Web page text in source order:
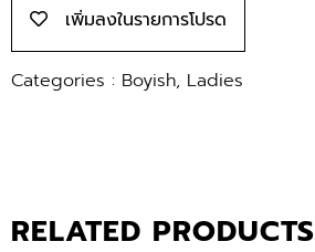
เพิ่มลงในรายการโปรด
Categories : Boyish, Ladies
RELATED PRODUCTS